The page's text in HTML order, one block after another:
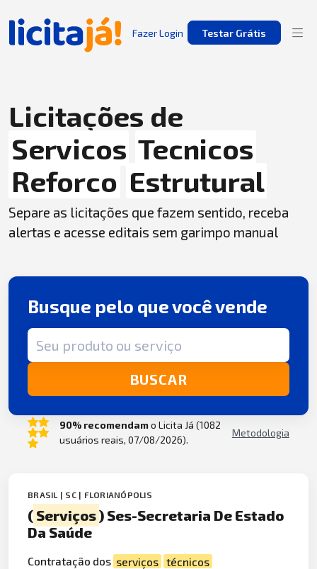
Fazer Login Testar Grátis
Licitações de
Servicos Tecnicos
Reforco Estrutural
Separe as licitações que fazem sentido, receba
alertas e acesse editais sem garimpo manual
Busque pelo que você vende
Termo de busca
BUSCAR
90% recomendamo Licita Já (1082
usuários reais, 07/08/2026).
Metodologia
BRASIL | SC | FLORIANÓPOLIS
( Serviços) Ses-Secretaria De Estado
Da Saúde
Contratação dos serviços técnicos